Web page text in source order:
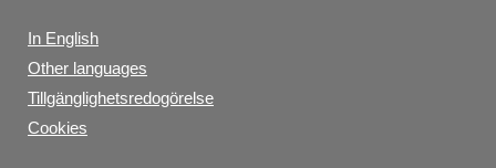
In English
Other languages
Tillgänglighetsredogörelse
Cookies